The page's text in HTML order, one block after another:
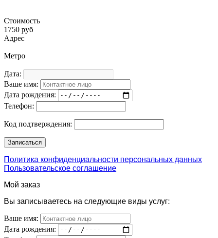
Стоимость
1750 руб
Адрес
Метро
Дата:
Ваше имя:
Дата рождения:
Телефон:
Код подтверждения:
Политика конфиденциальности персональных данных
Пользовательское соглашение
Мой заказ
Вы записываетесь на следующие виды услуг:
Ваше имя:
Дата рождения: